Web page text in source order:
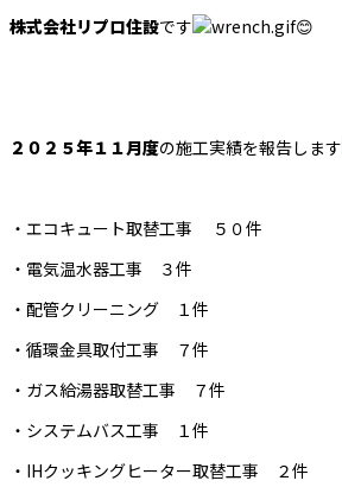
株式会社リプロ住設です 😊
２０２５年１１月度の施工実績を報告します
・エコキュート取替工事 ５０件
・電気温水器工事 ３件
・配管クリーニング １件
・循環金具取付工事 ７件
・ガス給湯器取替工事 ７件
・システムバス工事 １件
・IHクッキングヒーター取替工事 ２件